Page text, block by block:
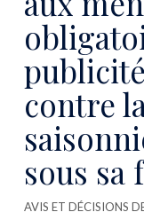
contre
sous
AVIS ET DÉCISIONS